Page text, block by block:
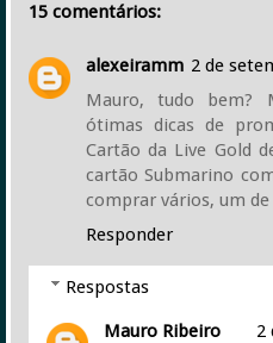
15 comentários:
alexeiramm 2 de
Mauro, tudo bem?
ótimas dicas de
Cartão da Live Gold
cartão Submarino
comprar vários, um de
Responder
Respostas
Mauro Ribeiro
2